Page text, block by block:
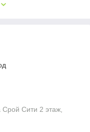
Сити 2 этаж,